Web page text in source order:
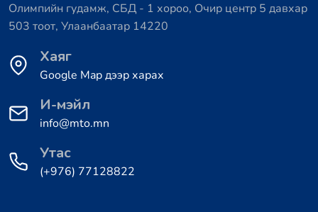
Олимпийн гудамж, СБД - 1 хороо, Очир центр 5 давхар
503 тоот, Улаанбаатар 14220
Хаяг
Google Map дээр харах
И-мэйл
info@mto.mn
Утас
(+976) 77128822